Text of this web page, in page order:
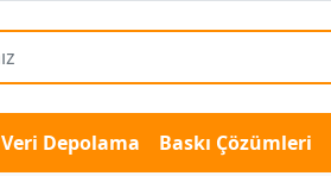
Veri Depolama Baskı Çözümleri